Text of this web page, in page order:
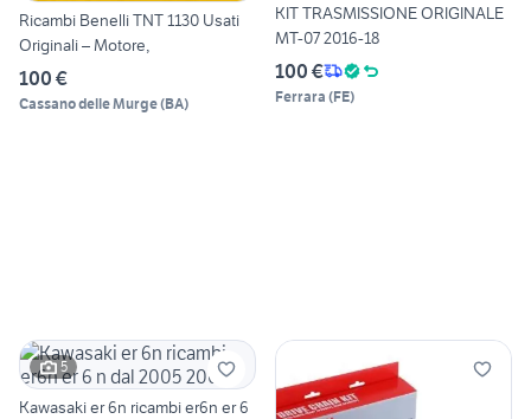
Ricambi Benelli TNT 1130 Usati
Originali – Motore,
100 €
Cassano delle Murge(BA)
KIT TRASMISSIONE ORIGINALE
MT-07 2016-18
100 €
Ferrara (FE)
5
Kawasaki er 6n ricambi er6n er 6